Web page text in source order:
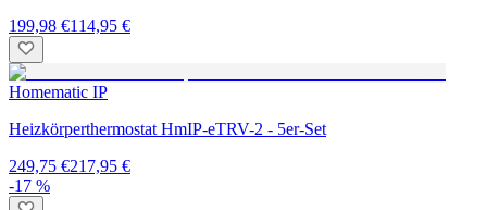
199,98 €114,95 €
Homematic IP
Heizkörperthermostat HmIP-eTRV-2 - 5er-Set
249,75 €217,95 €
-17 %